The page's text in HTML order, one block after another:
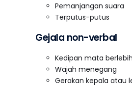
Pemanjangan suara
Terputus-putus
Gejala non-verbal
Kedipan mata
Wajah menegang
Gerakan kepala atau